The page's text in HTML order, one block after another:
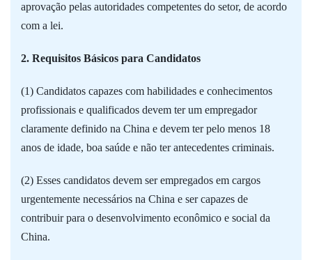
aprovação pelas autoridades competentes do setor, de acordo
com a lei.
2. Requisitos Básicos para Candidatos
(1) Candidatos capazes com habilidades e conhecimentos
profissionais e qualificados devem ter um empregador
claramente definido na China e devem ter pelo menos 18
anos de idade, boa saúde e não ter antecedentes criminais.
(2) Esses candidatos devem ser empregados em cargos
urgentemente necessários na China e ser capazes de
contribuir para o desenvolvimento econômico e social da
China.